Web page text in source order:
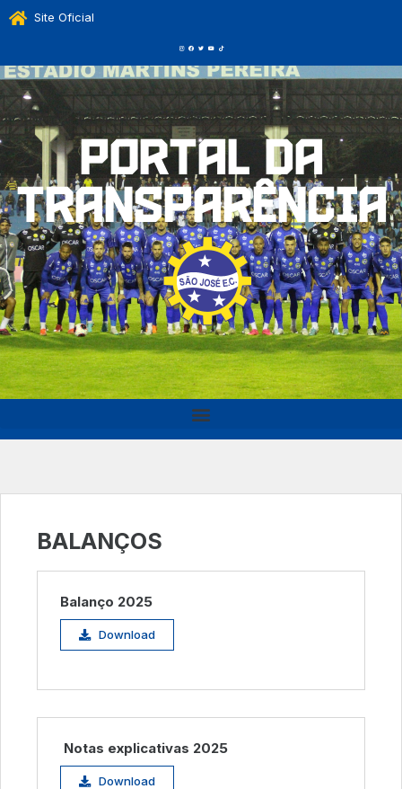
Site Oficial
Portal da
Transparência
BALANÇOS
Balanço 2025
Download
Notas explicativas 2025
Download